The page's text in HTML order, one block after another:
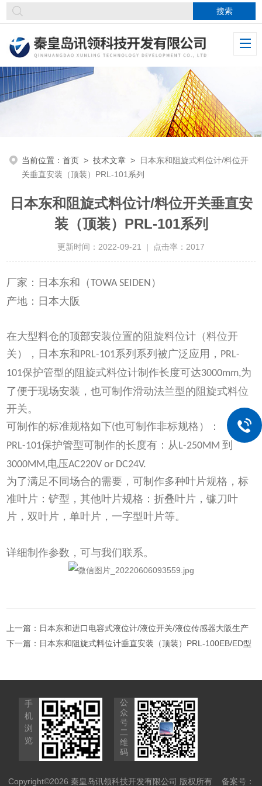
当前位置：首页 >技术文章 > 日本东和阻旋式料位计/料位开
关垂直安装（顶装）PRL-101系列
日本东和阻旋式料位计/料位开关垂直安
装（顶装）PRL-101系列
更新时间：2022-09-21 | 点击率：2017
厂家：日本东和（TOWA SEIDEN ）
产地：日本大阪
在大型料仓的顶部安装位置的阻旋料位计（料位开
关），日本东和PRL-101系列系列被广泛应用， PRL-
101保护管型的阻旋式料位计制作长度可达3000mm,为
了便于现场安装，也可制作滑动法兰型的阻旋式料位
开关。
可制作的标准规格如下(也可制作非标规格）：
PRL-101保护管型可制作的长度有：从L-250MM到
3000MM,电压AC220V or DC24V.
为了满足不同场合的需要，可制作多种叶片规格，标
准叶片：铲型，其他叶片规格：折叠叶片，镰刀叶
片，双叶片，单叶片，一字型叶片等。
详细制作参数，可与我们联系。
上一篇： 日本东和进口电容式液位计/液位开关/液位传感器大阪生产
下一篇： 日本东和阻旋式料位计垂直安装（顶装）PRL-100EB/ED型
手
机
浏
览
公
众
号
二
维
码
Copyright©2026 秦皇岛讯领科技开发有限公司 版权所有 备案号：